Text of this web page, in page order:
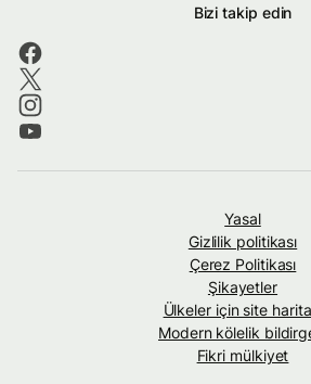
Bizi takip edin
Yasal
Gizlilik politikası
Çerez Politikası
Şikayetler
Ülkeler için site
Modern kölelik
Fikri mülkiyet